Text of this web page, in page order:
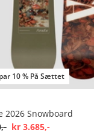
10 % På Sættet
2026 Snowboard
kr 3.685,-